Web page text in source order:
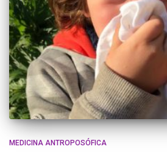
MEDICINA ANTROPOSÓFICA